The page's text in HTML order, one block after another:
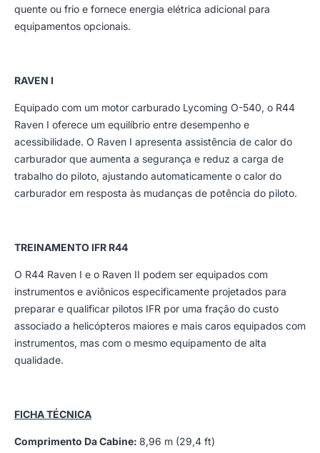
quente ou frio e fornece energia elétrica adicional para
equipamentos opcionais.
RAVEN I
Equipado com um motor carburado Lycoming O-540, o R44
Raven I oferece um equilíbrio entre desempenho e
acessibilidade. O Raven I apresenta assistência de calor do
carburador que aumenta a segurança e reduz a carga de
trabalho do piloto, ajustando automaticamente o calor do
carburador em resposta às mudanças de potência do piloto.
TREINAMENTO IFR R44
O R44 Raven I e o Raven II podem ser equipados com
instrumentos e aviônicos especificamente projetados para
preparar e qualificar pilotos IFR por uma fração do custo
associado a helicópteros maiores e mais caros equipados com
instrumentos, mas com o mesmo equipamento de alta
qualidade.
FICHA TÉCNICA
Comprimento Da Cabine: 8,96 m (29,4 ft)